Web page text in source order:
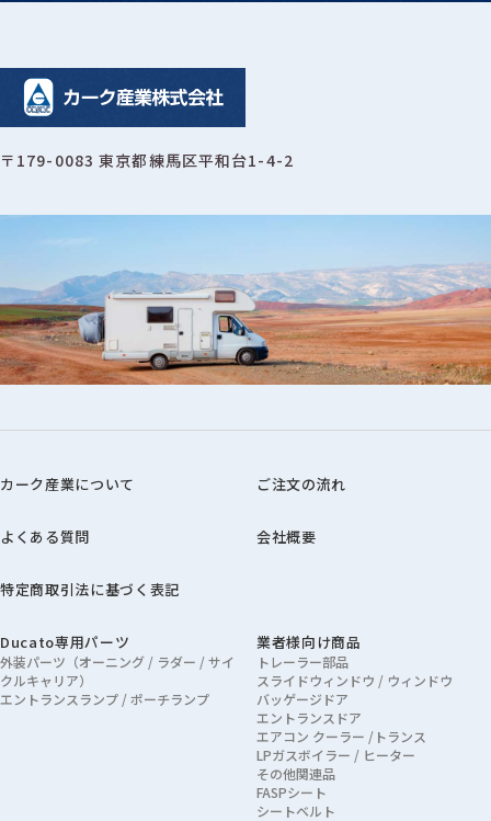
〒179-0083 東京都練馬区平和台1-4-2
カーク産業について ご注文の流れ
よくある質問 会社概要
特定商取引法に基づく表記
Ducato専用パーツ
外装パーツ（オーニング / ラダー / サイ
クルキャリア）
エントランスランプ / ポーチランプ
業者様向け商品
トレーラー部品
スライドウィンドウ / ウィンドウ
バッゲージドア
エントランスドア
エアコン クーラー /トランス
LPガスボイラー / ヒーター
その他関連品
FASPシート
シートベルト